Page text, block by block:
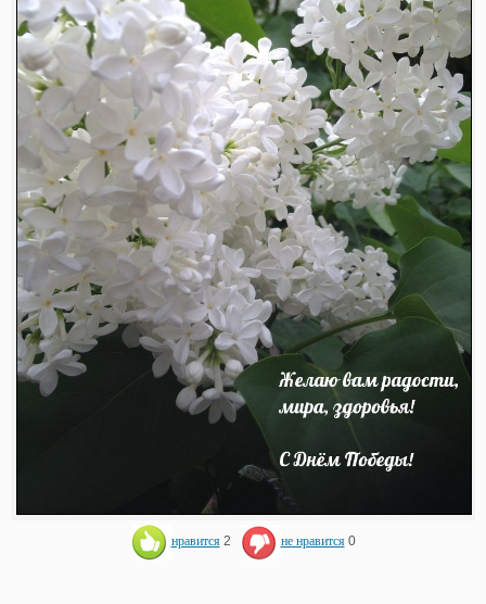
нравится 2 не нравится 0